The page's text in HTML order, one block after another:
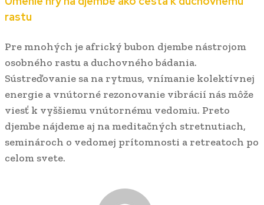
rastu
Pre mnohých je africký bubon djembe nástrojom
osobného rastu a duchovného bádania.
Sústreďovanie sa na rytmus, vnímanie kolektívnej
energie a vnútorné rezonovanie vibrácií nás môže
viesť k vyššiemu vnútornému vedomiu. Preto
djembe nájdeme aj na meditačných stretnutiach,
seminároch o vedomej prítomnosti a retreatoch po
celom svete.